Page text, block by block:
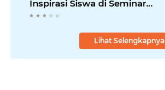
Inspirasi Siswa di Seminar
MPKW
Lihat Selengkapnya